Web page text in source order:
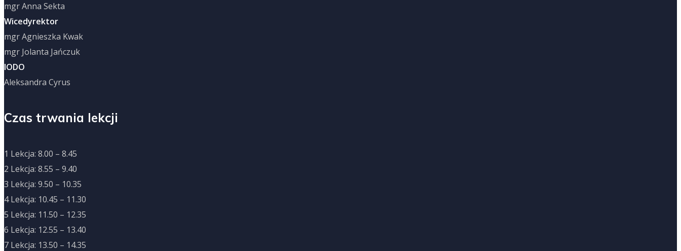
mgr Anna Sekta
Wicedyrektor
mgr Agnieszka Kwak
mgr Jolanta Jańczuk
IODO
Aleksandra Cyrus
Czas trwania lekcji
1 Lekcja: 8.00 – 8.45
2 Lekcja: 8.55 – 9.40
3 Lekcja: 9.50 – 10.35
4 Lekcja: 10.45 – 11.30
5 Lekcja: 11.50 – 12.35
6 Lekcja: 12.55 – 13.40
7 Lekcja: 13.50 – 14.35